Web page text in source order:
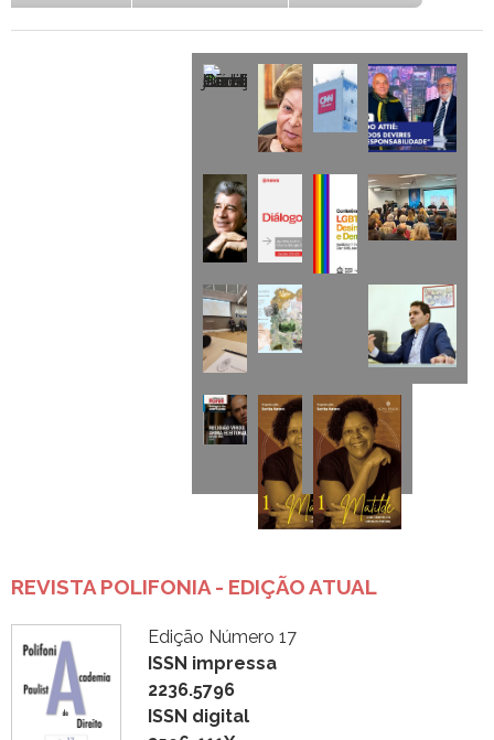
REVISTA POLIFONIA - EDIÇÃO ATUAL
Edição Número 17
ISSN impressa
2236.5796
ISSN digital